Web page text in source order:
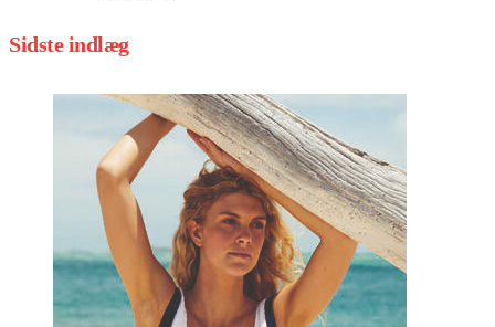
Sidste indlæg